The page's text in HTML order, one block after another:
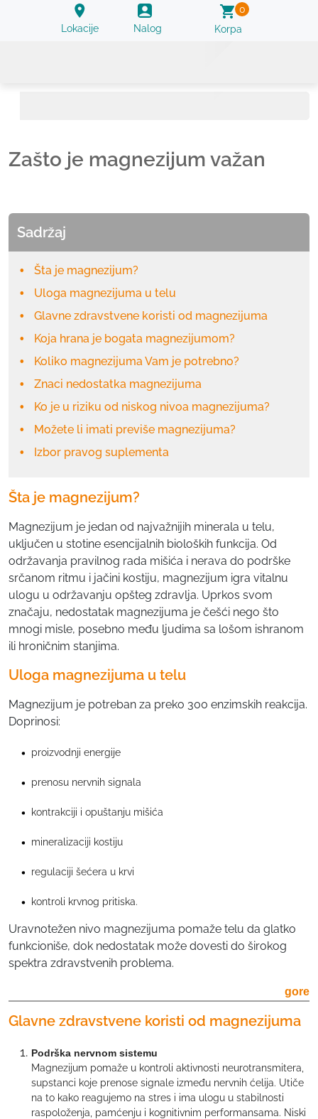
Lokacije Nalog Korpa
0
Zašto je magnezijum važan
Sadržaj
Šta je magnezijum?
Uloga magnezijuma u telu
Glavne zdravstvene koristi od magnezijuma
Koja hrana je bogata magnezijumom?
Koliko magnezijuma Vam je potrebno?
Znaci nedostatka magnezijuma
Ko je u riziku od niskog nivoa magnezijuma?
Možete li imati previše magnezijuma?
Izbor pravog suplementa
Šta je magnezijum?
Magnezijum je jedan od najvažnijih minerala u telu,
uključen u stotine esencijalnih bioloških funkcija. Od
održavanja pravilnog rada mišića i nerava do podrške
srčanom ritmu i jačini kostiju, magnezijum igra vitalnu
ulogu u održavanju opšteg zdravlja. Uprkos svom
značaju, nedostatak magnezijuma je češći nego što
mnogi misle, posebno među ljudima sa lošom ishranom
ili hroničnim stanjima.
Uloga magnezijuma u telu
Magnezijum je potreban za preko 300 enzimskih reakcija.
Doprinosi:
proizvodnji energije
prenosu nervnih signala
kontrakciji i opuštanju mišića
mineralizaciji kostiju
regulaciji šećera u krvi
kontroli krvnog pritiska.
Uravnotežen nivo magnezijuma pomaže telu da glatko
funkcioniše, dok nedostatak može dovesti do širokog
spektra zdravstvenih problema.
gore
Glavne zdravstvene koristi od magnezijuma
Podrška nervnom sistemu
Magnezijum pomaže u kontroli aktivnosti neurotransmitera,
supstanci koje prenose signale između nervnih ćelija. Utiče
na to kako reagujemo na stres i ima ulogu u stabilnosti
raspoloženja, pamćenju i kognitivnim performansama. Niski